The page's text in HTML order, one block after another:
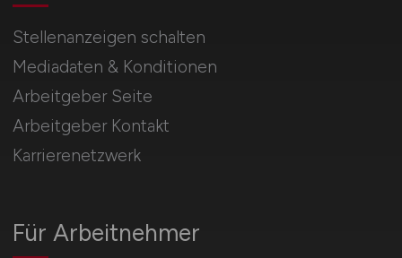
Für Arbeitnehmer
Stellenanzeigen schalten
Mediadaten & Konditionen
Arbeitgeber Seite
Arbeitgeber Kontakt
Karrierenetzwerk